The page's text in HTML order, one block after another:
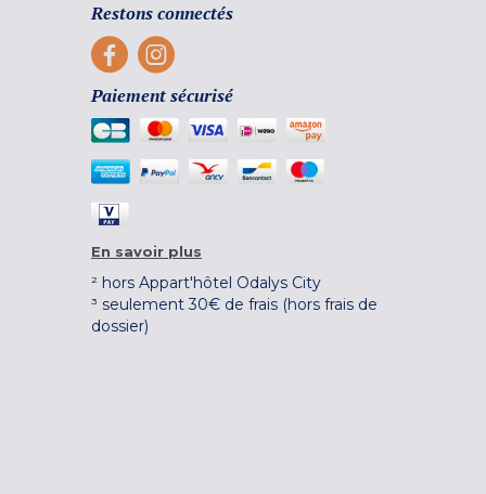
Restons connectés
Paiement sécurisé
En savoir plus
² hors Appart'hôtel Odalys City
³ seulement 30€ de frais (hors frais de
dossier)